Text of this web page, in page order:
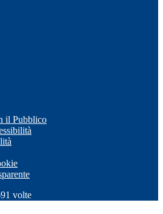
il Pubblico
volte